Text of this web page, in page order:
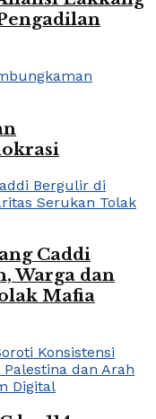
Caddi
Warga dan
Mafia